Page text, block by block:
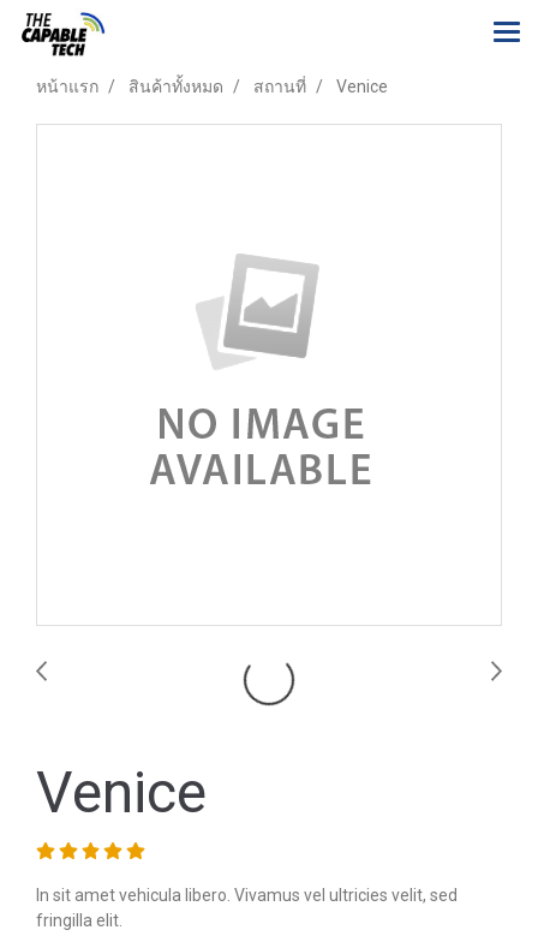
หน้าแรก สินค้าทั้งหมด สถานที่ Venice
Venice
In sit amet vehicula libero. Vivamus vel ultricies velit, sed
fringilla elit.